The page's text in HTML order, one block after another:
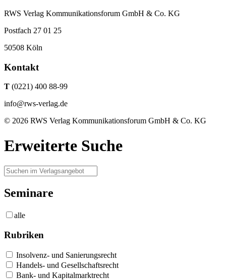
RWS Verlag Kommunikationsforum GmbH & Co. KG
Postfach 27 01 25
50508 Köln
Kontakt
T (0221) 400 88-99
info@rws-verlag.de
© 2026 RWS Verlag Kommunikationsforum GmbH & Co. KG
Erweiterte Suche
Seminare
alle
Rubriken
Insolvenz- und Sanierungsrecht
Handels- und Gesellschaftsrecht
Bank- und Kapitalmarktrecht